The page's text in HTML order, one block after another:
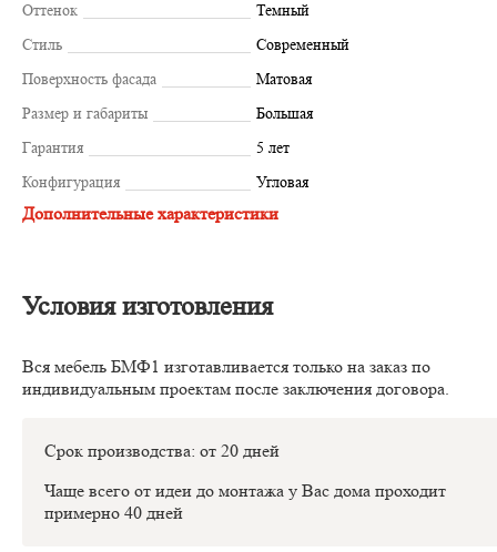
Оттенок
Темный
Стиль
Современный
Поверхность фасада
Матовая
Размер и габариты
Большая
Гарантия
5 лет
Конфигурация
Угловая
Дополнительные характеристики
Условия изготовления
Вся мебель БМФ1 изготавливается только на заказ по
индивидуальным проектам после заключения договора.
Срок производства: от 20 дней
Чаще всего от идеи до монтажа у Вас дома проходит
примерно 40 дней